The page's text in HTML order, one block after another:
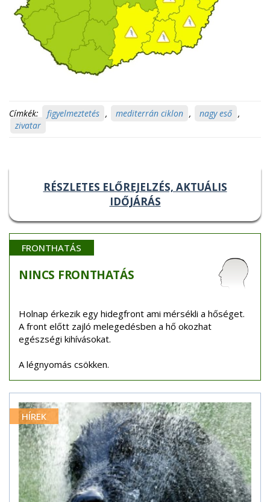
Címkék: figyelmeztetés , mediterrán ciklon , nagy eső ,
zivatar
RÉSZLETES ELŐREJELZÉS, AKTUÁLIS
IDŐJÁRÁS
FRONTHATÁS
NINCS FRONTHATÁS
Holnap érkezik egy hidegfront ami mérsékli a hőséget.
A front előtt zajló melegedésben a hő okozhat
egészségi kihívásokat.
A légnyomás csökken.
HÍREK